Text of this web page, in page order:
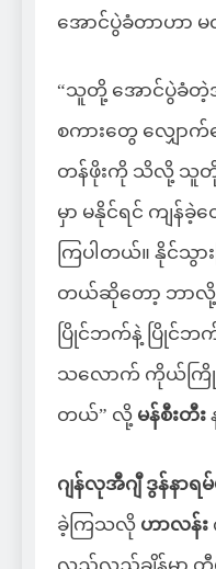
အောင်ပွဲခံတာဟာ မ
“သူတို့ အောင်ပွဲခံ
စကားတွေ လျှောက်
တန်ဖိုးကို သိလို့ သူတို့
မှာ မနိုင်ရင် ကျန်
ကြပါတယ်။ နိုင်သွား
တယ်ဆိုတော့ ဘာလို့
ပြိုင်ဘက်နဲ့ ပြိုင်
သလောက် ကိုယ်ကြို
တယ်” လို့ မန်စီးတီး
ဂျန်လုအီဂျီ ဒွန်နာရမ်
ခဲ့ကြသလို ဟာလန်း
လှည့်လည်ချိန်မှာ တီ